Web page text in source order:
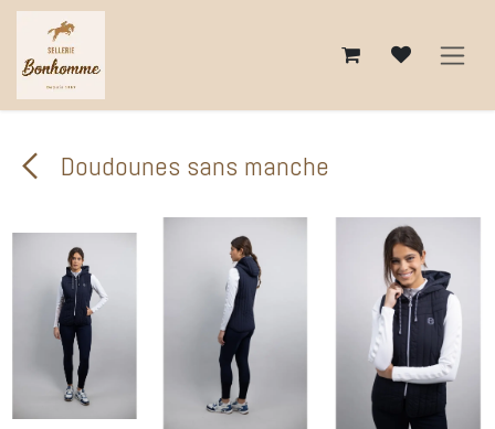
Se rendre au contenu
Doudounes sans manche